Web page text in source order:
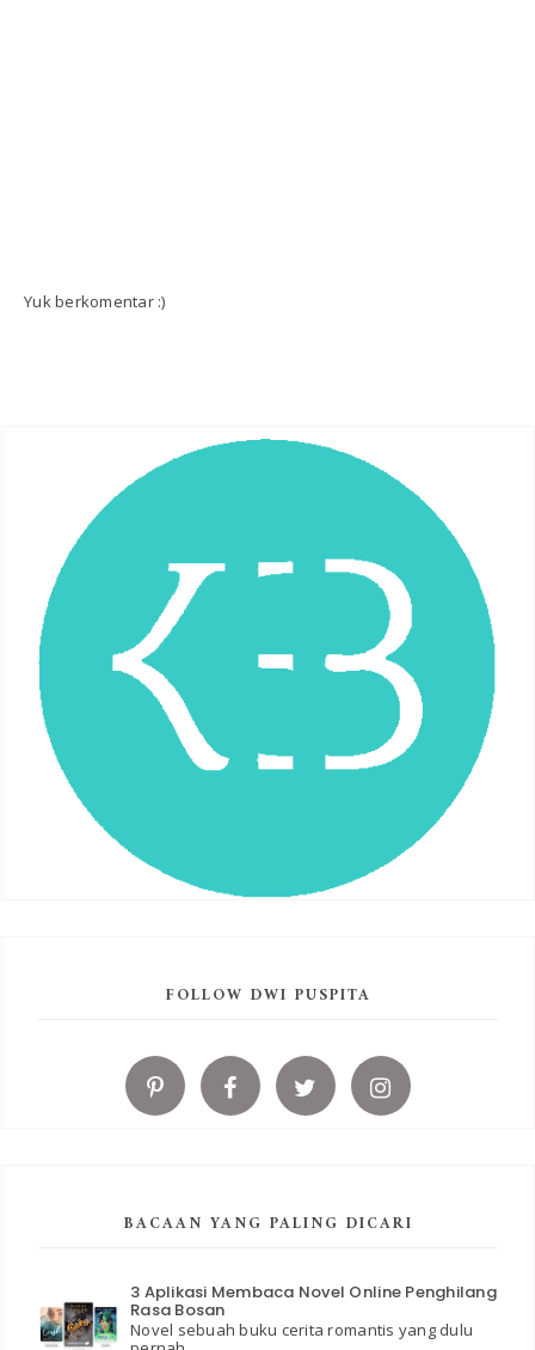
Yuk berkomentar :)
FOLLOW DWI PUSPITA
BACAAN YANG PALING DICARI
3 Aplikasi Membaca Novel Online Penghilang
Rasa Bosan
Novel sebuah buku cerita romantis yang dulu